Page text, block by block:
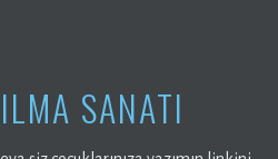
SANATI